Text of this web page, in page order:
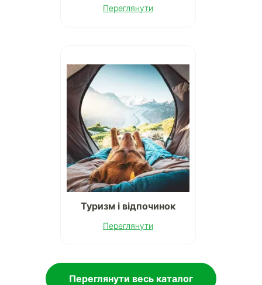
Переглянути
Туризм і відпочинок
Переглянути
Переглянути весь каталог